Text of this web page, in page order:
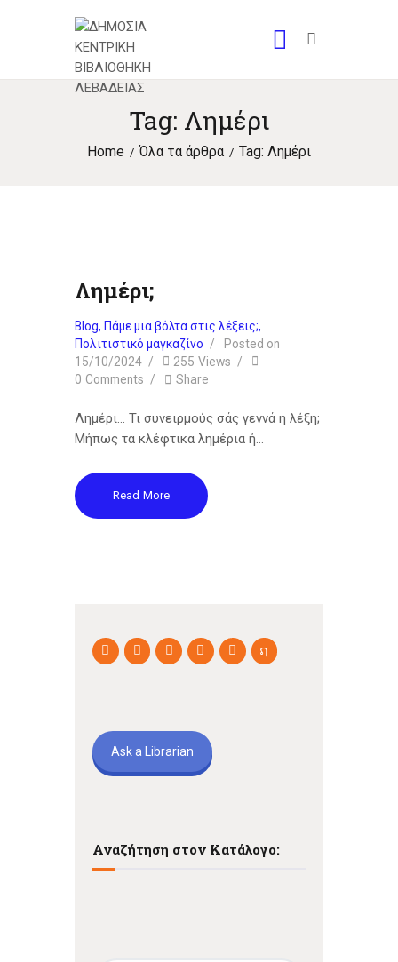
Tag: Λημέρι
Home Όλα τα άρθρα Tag: Λημέρι
Λημέρι;
Blog, Πάμε μια βόλτα στις λέξεις;,
Πολιτιστικό μαγκαζίνο
Posted on
15/10/2024
255 Views
0 Comments Share
Λημέρι... Τι συνειρμούς σάς γεννά η λέξη;
Μήπως τα κλέφτικα λημέρια ή…
Read More
Ask a Librarian
Αναζήτηση στον Κατάλογο: